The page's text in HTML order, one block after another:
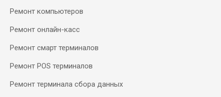
Ремонт компьютеров
Ремонт онлайн-касс
Ремонт смарт терминалов
Ремонт POS терминалов
Ремонт терминала сбора данных